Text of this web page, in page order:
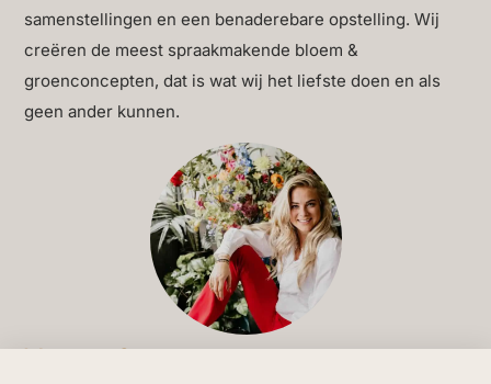
samenstellingen en een benaderebare opstelling. Wij
creëren de meest spraakmakende bloem &
groenconcepten, dat is wat wij het liefste doen en als
geen ander kunnen.
Vragen?